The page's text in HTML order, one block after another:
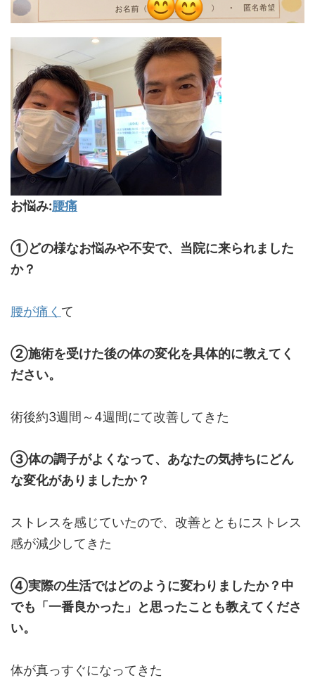
お悩み:腰痛
①どの様なお悩みや不安で、当院に来られました
か？
腰が痛く て
②施術を受けた後の体の変化を具体的に教えてく
ださい。
術後約3週間～4週間にて改善してきた
③体の調子がよくなって、あなたの気持ちにどん
な変化がありましたか？
ストレスを感じていたので、改善とともにストレス
感が減少してきた
④実際の生活ではどのように変わりましたか？中
でも「一番良かった」と思ったことも教えてくださ
い。
体が真っすぐになってきた